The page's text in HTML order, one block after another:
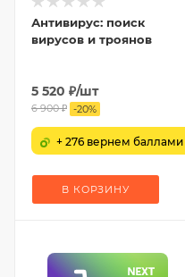
Антивирус: поиск
вирусов и троянов
5 520 ₽/шт
6 900₽ -20%
+ 276 вернем баллами
В КОРЗИНУ